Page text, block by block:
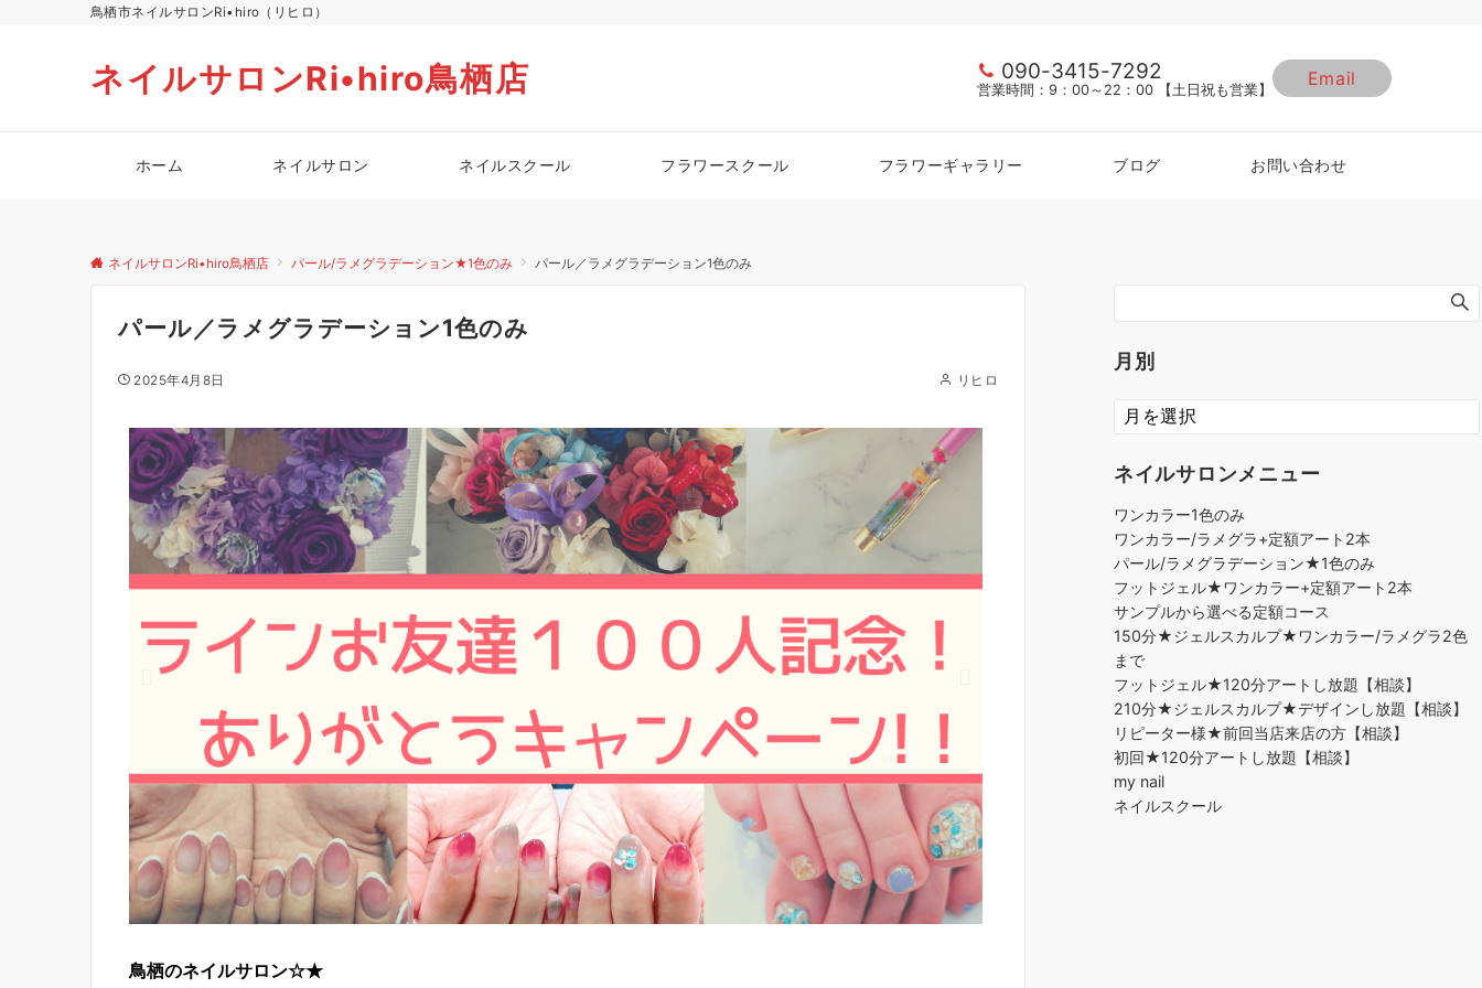
鳥栖市ネイルサロンRi•hiro（リヒロ）
ネイルサロンRi•hiro鳥栖店 090-3415-7292
営業時間：9：00～22：00 【土日祝も営業】
Email
ホーム ネイルサロン ネイルスクール フラワースクール フラワーギャラリー ブログ お問い合わせ
ネイルサロンRi•hiro鳥栖店 パール/ラメグラデーション★1色のみ パール／ラメグラデーション1色のみ
パール／ラメグラデーション1色のみ
2025年4月8日 リヒロ
鳥栖のネイルサロン☆★
月別
ネイルサロンメニュー
ワンカラー1色のみ
ワンカラー/ラメグラ+定額アート2本
パール/ラメグラデーション★1色のみ
フットジェル★ワンカラー+定額アート2本
サンプルから選べる定額コース
150分★ジェルスカルプ★ワンカラー/ラメグラ2色
まで
フットジェル★120分アートし放題【相談】
210分★ジェルスカルプ★デザインし放題【相談】
リピーター様★前回当店来店の方【相談】
初回★120分アートし放題【相談】
my nail
ネイルスクール